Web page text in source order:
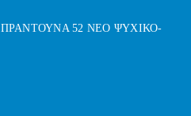
52 ΝΕΟ ΨΥΧΙΚΟ-